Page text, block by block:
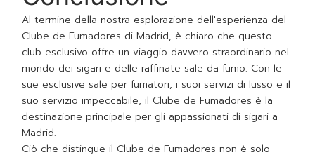
Al termine della nostra esplorazione dell'esperienza del
Clube de Fumadores di Madrid, è chiaro che questo
club esclusivo offre un viaggio davvero straordinario nel
mondo dei sigari e delle raffinate sale da fumo. Con le
sue esclusive sale per fumatori, i suoi servizi di lusso e il
suo servizio impeccabile, il Clube de Fumadores è la
destinazione principale per gli appassionati di sigari a
Madrid.
Ciò che distingue il Clube de Fumadores non è solo